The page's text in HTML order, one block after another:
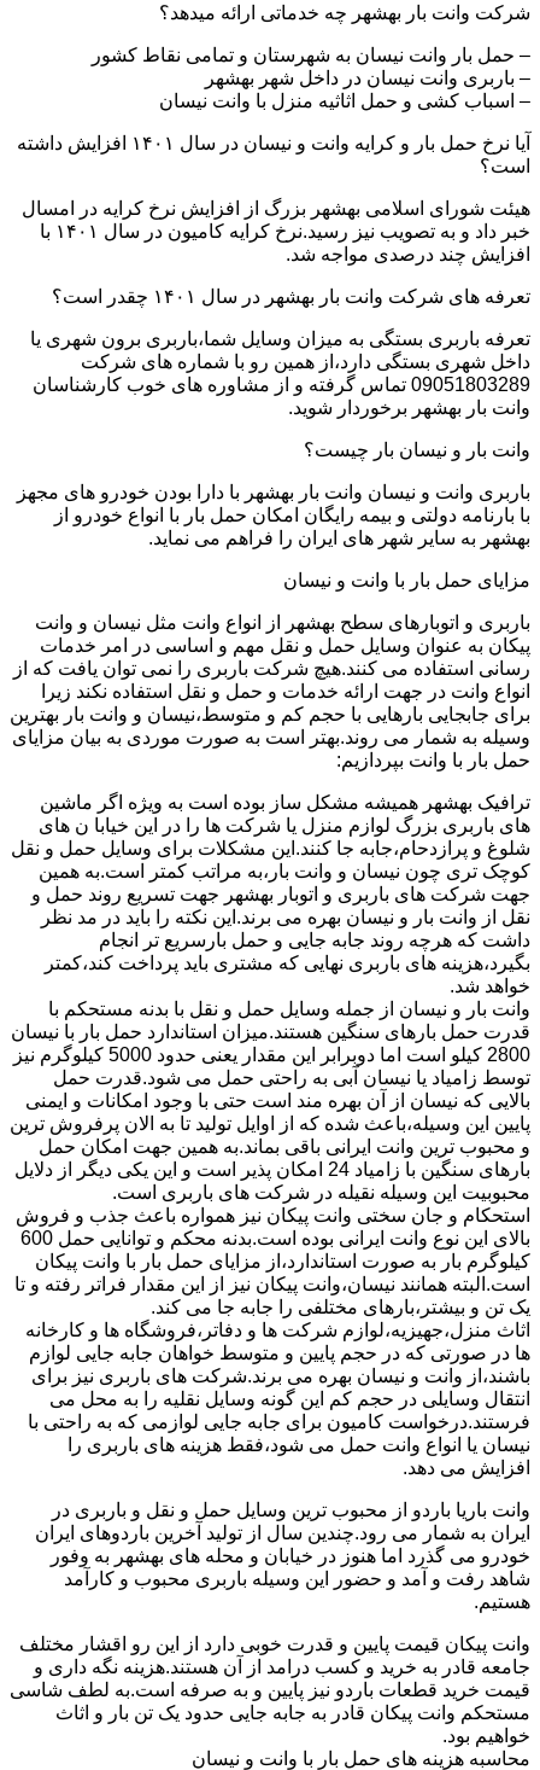
شرکت وانت بار بهشهر چه خدماتی ارائه میدهد؟
– حمل بار وانت نیسان به شهرستان و تمامی نقاط کشور
– باربری وانت نیسان در داخل شهر بهشهر
– اسباب کشی و حمل اثاثیه منزل با وانت نیسان
آیا نرخ حمل بار و کرایه وانت و نیسان در سال ۱۴۰۱ افزایش داشته
است؟
هیئت شورای اسلامی بهشهر بزرگ از افزایش نرخ کرایه در امسال
خبر داد و به تصویب نیز رسید.نرخ کرایه کامیون در سال ۱۴۰۱ با
افزایش چند درصدی مواجه شد.
تعرفه های شرکت وانت بار بهشهر در سال ۱۴۰۱ چقدر است؟
تعرفه باربری بستگی به میزان وسایل شما،باربری برون شهری یا
داخل شهری بستگی دارد،از همین رو با شماره های شرکت
09051803289 تماس گرفته و از مشاوره های خوب کارشناسان
وانت بار بهشهر برخوردار شوید.
وانت بار و نیسان بار چیست؟
باربری وانت و نیسان وانت بار بهشهر با دارا بودن خودرو های مجهز
با بارنامه دولتی و بیمه رایگان امکان حمل بار با انواع خودرو از
بهشهر به سایر شهر های ایران را فراهم می نماید.
مزایای حمل بار با وانت و نیسان
باربری و اتوبارهای سطح بهشهر از انواع وانت مثل نیسان و وانت
پیکان به عنوان وسایل حمل و نقل مهم و اساسی در امر خدمات
رسانی استفاده می کنند.هیچ شرکت باربری را نمی توان یافت که از
انواع وانت در جهت ارائه خدمات و حمل و نقل استفاده نکند زیرا
برای جابجایی بارهایی با حجم کم و متوسط،نیسان و وانت بار بهترین
وسیله به شمار می روند.بهتر است به صورت موردی به بیان مزایای
حمل بار با وانت بپردازیم:
ترافیک بهشهر همیشه مشکل ساز بوده است به ویژه اگر ماشین
های باربری بزرگ لوازم منزل یا شرکت ها را در این خیابا ن های
شلوغ و پرازدحام،جابه جا کنند.این مشکلات برای وسایل حمل و نقل
کوچک تری چون نیسان و وانت بار،به مراتب کمتر است.به همین
جهت شرکت های باربری و اتوبار بهشهر جهت تسریع روند حمل و
نقل از وانت بار و نیسان بهره می برند.این نکته را باید در مد نظر
داشت که هرچه روند جابه جایی و حمل بارسریع تر انجام
بگیرد،هزینه های باربری نهایی که مشتری باید پرداخت کند،کمتر
خواهد شد.
وانت بار و نیسان از جمله وسایل حمل و نقل با بدنه مستحکم با
قدرت حمل بارهای سنگین هستند.میزان استاندارد حمل بار با نیسان
2800 کیلو است اما دوبرابر این مقدار یعنی حدود 5000 کیلوگرم نیز
توسط زامیاد یا نیسان آبی به راحتی حمل می شود.قدرت حمل
بالایی که نیسان از آن بهره مند است حتی با وجود امکانات و ایمنی
پایین این وسیله،باعث شده که از اوایل تولید تا به الان پرفروش ترین
و محبوب ترین وانت ایرانی باقی بماند.به همین جهت امکان حمل
بارهای سنگین با زامیاد 24 امکان پذیر است و این یکی دیگر از دلایل
محبوبیت این وسیله نقیله در شرکت های باربری است.
استحکام و جان سختی وانت پیکان نیز همواره باعث جذب و فروش
بالای این نوع وانت ایرانی بوده است.بدنه محکم و توانایی حمل 600
کیلوگرم بار به صورت استاندارد،از مزایای حمل بار با وانت پیکان
است.البته همانند نیسان،وانت پیکان نیز از این مقدار فراتر رفته و تا
یک تن و بیشتر،بارهای مختلفی را جابه جا می کند.
اثاث منزل،جهیزیه،لوازم شرکت ها و دفاتر،فروشگاه ها و کارخانه
ها در صورتی که در حجم پایین و متوسط خواهان جابه جایی لوازم
باشند،از وانت و نیسان بهره می برند.شرکت های باربری نیز برای
انتقال وسایلی در حجم کم این گونه وسایل نقلیه را به محل می
فرستند.درخواست کامیون برای جابه جایی لوازمی که به راحتی با
نیسان یا انواع وانت حمل می شود،فقط هزینه های باربری را
افزایش می دهد.
وانت باریا باردو از محبوب ترین وسایل حمل و نقل و باربری در
ایران به شمار می رود.چندین سال از تولید آخرین باردوهای ایران
خودرو می گذرد اما هنوز در خیابان و محله های بهشهر به وفور
شاهد رفت و آمد و حضور این وسیله باربری محبوب و کارآمد
هستیم.
وانت پیکان قیمت پایین و قدرت خوبی دارد از این رو اقشار مختلف
جامعه قادر به خرید و کسب درامد از آن هستند.هزینه نگه داری و
قیمت خرید قطعات باردو نیز پایین و به صرفه است.به لطف شاسی
مستحکم وانت پیکان قادر به جابه جایی حدود یک تن بار و اثاث
خواهیم بود.
محاسبه هزینه های حمل بار با وانت و نیسان